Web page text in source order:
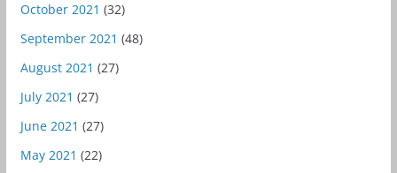
October 2021 (32)
September 2021 (48)
August 2021 (27)
July 2021 (27)
June 2021 (27)
May 2021 (22)